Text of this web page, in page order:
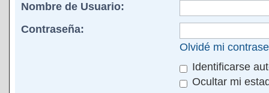
Nombre de Usuario:
Contraseña:
Olvidé mi
Identificarse
Ocultar mi